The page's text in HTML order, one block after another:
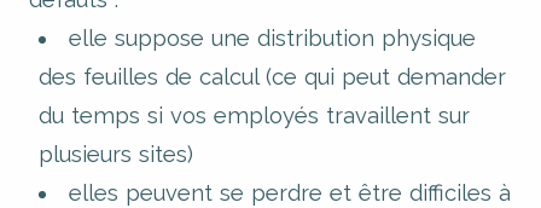
elle suppose une distribution physique
des feuilles de calcul (ce qui peut demander
du temps si vos employés travaillent sur
plusieurs sites)
elles peuvent se perdre et être difficiles à